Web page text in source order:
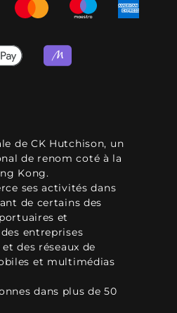
de CK Hutchison, un
de renom coté à la
Kong.
ses activités dans
de certains des
et
entreprises
des réseaux de
et multimédias
dans plus de 50